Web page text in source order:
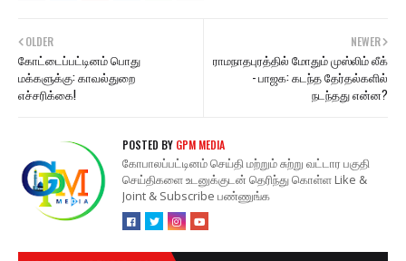
NEWER
ராமநாதபுரத்தில் மோதும் முஸ்லிம் லீக்
- பாஜக: கடந்த தேர்தல்களில்
நடந்தது என்ன?
OLDER
கோட்டைப்பட்டினம் பொது
மக்களுக்கு: காவல்துறை
எச்சரிக்கை!
POSTED BY GPM MEDIA
கோபாலப்பட்டினம் செய்தி மற்றும் சுற்று வட்டார பகுதி
செய்திகளை உடனுக்குடன் தெரிந்து கொள்ள Like &
Joint & Subscribe பண்ணுங்க